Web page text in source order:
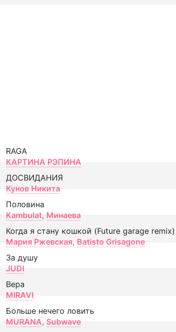
RAGA
КАРТИНА РЭПИНА
ДОСВИДАНИЯ
Кунов Никита
Половина
Kambulat, Минаева
Когда я стану кошкой (Future garage remix)
Мария Ржевская, Batisto Grisagone
За душу
JUDI
Вера
MIRAVI
Больше нечего ловить
MURANA, Subwave